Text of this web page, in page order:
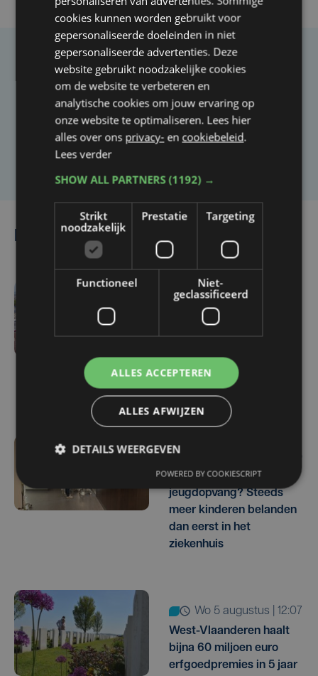
Taalfout opgemerkt?
Heb je een taal- of schrijffout opgemerkt in dit
artikel?
Laat het ons weten
Lees ook
do 6 augustus | 16:44
Veurne moet zo'n twee
miljoen euro aan
onrechtmatig
gerecupereerde BTW
terugbetalen
Geen plaats in de
jeugdopvang? Steeds
meer kinderen belanden
dan eerst in het
ziekenhuis
wo 5 augustus | 12:07
West-Vlaanderen haalt
bijna 60 miljoen euro
erfgoedpremies in 5 jaar
cookies kunnen worden gebruikt voor
gepersonaliseerde doeleinden in niet
gepersonaliseerde advertenties. Deze
website gebruikt noodzakelijke cookies
om de website te verbeteren en
analytische cookies om jouw ervaring op
onze website te optimaliseren. Lees hier
alles over ons privacy- en cookiebeleid.
Lees verder
SHOW ALL PARTNERS(1192) →
Strikt
noodzakelijk
Prestatie Targeting
Functioneel
Niet-
geclassificeerd
ALLES ACCEPTEREN
ALLES AFWIJZEN
DETAILS WEERGEVEN
POWERED BY COOKIESCRIPT